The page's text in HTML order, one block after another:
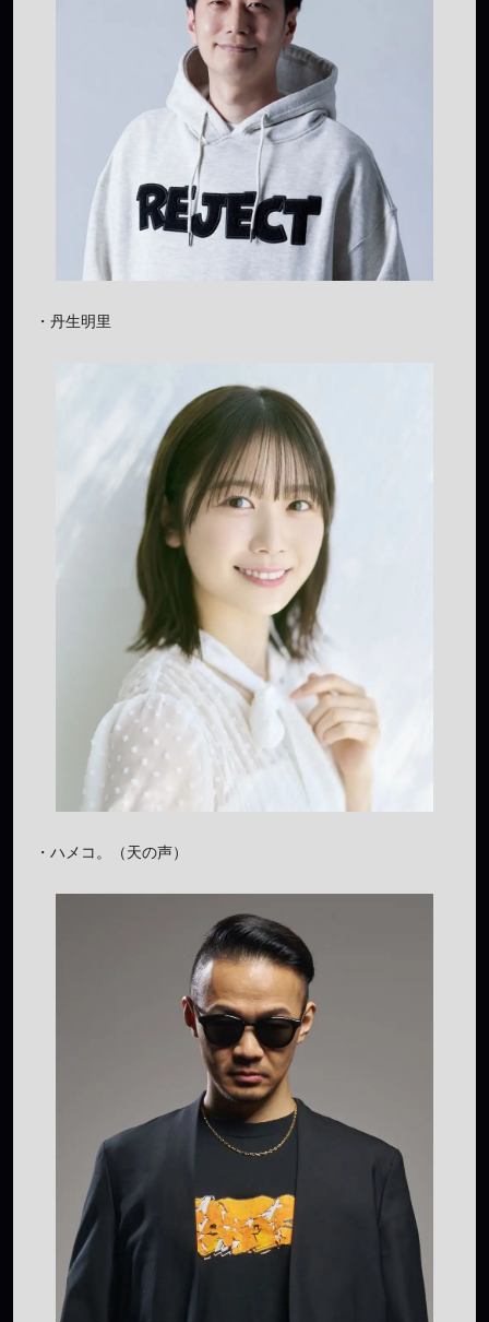
・丹生明里
・ハメコ。（天の声）